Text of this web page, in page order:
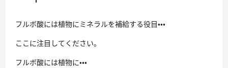
フルボ酸には植物にミネラルを補給する役目・・・
ここに注目してください。
フルボ酸には植物に・・・